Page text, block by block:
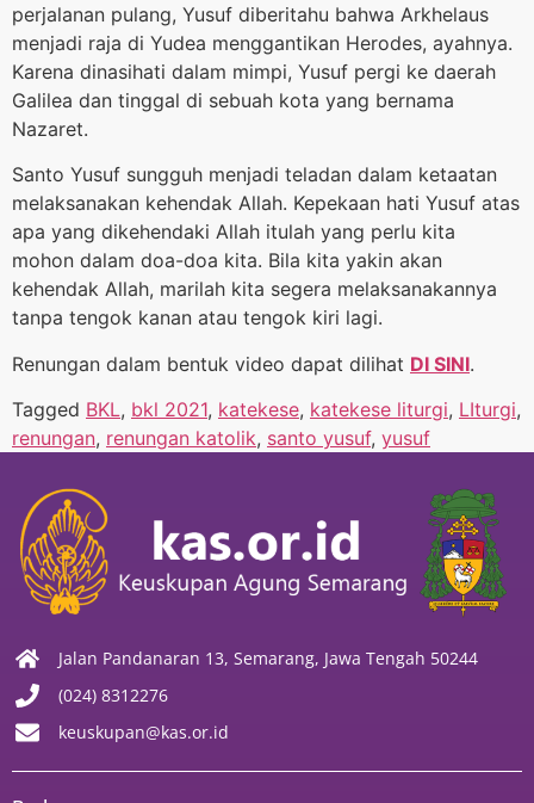
perjalanan pulang, Yusuf diberitahu bahwa Arkhelaus
menjadi raja di Yudea menggantikan Herodes, ayahnya.
Karena dinasihati dalam mimpi, Yusuf pergi ke daerah
Galilea dan tinggal di sebuah kota yang bernama
Nazaret.
Santo Yusuf sungguh menjadi teladan dalam ketaatan
melaksanakan kehendak Allah. Kepekaan hati Yusuf atas
apa yang dikehendaki Allah itulah yang perlu kita
mohon dalam doa-doa kita. Bila kita yakin akan
kehendak Allah, marilah kita segera melaksanakannya
tanpa tengok kanan atau tengok kiri lagi.
Renungan dalam bentuk video dapat dilihat DI SINI.
Tagged BKL, bkl 2021, katekese, katekese liturgi, LIturgi,
renungan, renungan katolik, santo yusuf, yusuf
Jalan Pandanaran 13, Semarang, Jawa Tengah 50244
(024) 8312276
keuskupan@kas.or.id